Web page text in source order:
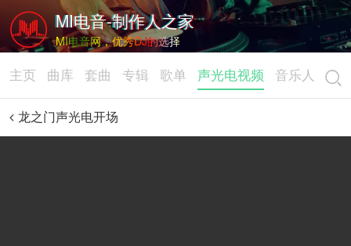
MI电音-制作人之家
MI电音网，优秀DJ的选择
主页 曲库 套曲 专辑 歌单 声光电视频 音乐人
龙之门声光电开场